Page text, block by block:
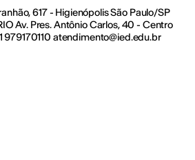
617 - Higienópolis São Paulo/SP
Av. Pres. Antônio Carlos, 40 - Centro
979170110 atendimento@ied.edu.br